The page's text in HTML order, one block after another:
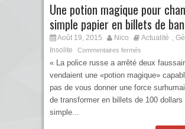
Une potion magique pour
simple papier en billets de
Août 19, 2015 Nico Actualité ,
Insolite Commentaires fermés
« La police russe a arrêté deux
vendaient une «potion magique»
pas de vous donner une force
de transformer en billets de 100 dollars
simple...